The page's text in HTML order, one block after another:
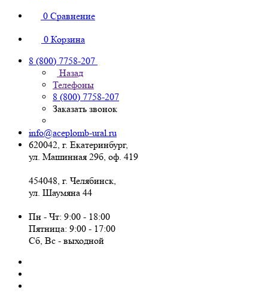
0 Сравнение
0 Корзина
8 (800) 7758-207
Назад
Телефоны
8 (800) 7758-207
Заказать звонок
info@aceplomb-ural.ru
620042, г. Екатеринбург,
ул. Машинная 29б, оф. 419
454048, г. Челябинск,
ул. Шаумяна 44
Пн - Чт: 9:00 - 18:00
Пятница: 9:00 - 17:00
Сб, Вc - выходной